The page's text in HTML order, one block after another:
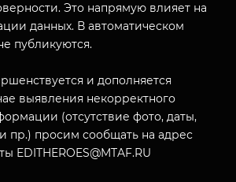
Это напрямую влияет на
данных. В автоматическом
публикуются.
и дополняется
выявления некорректного
(отсутствие фото, даты,
пр.) просим сообщать на адрес
EDITHEROES@MTAF.RU